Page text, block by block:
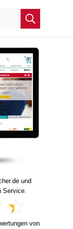
und
Service.
von